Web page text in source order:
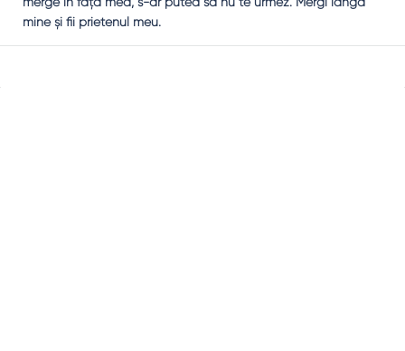
mine și fii prietenul meu.